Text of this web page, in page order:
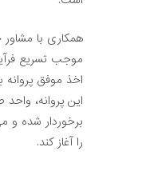
همکاری با مشاور
موجب تسریع
اخذ موفق پروانه
این پروانه،
برخوردار شده و
را آغاز کند.